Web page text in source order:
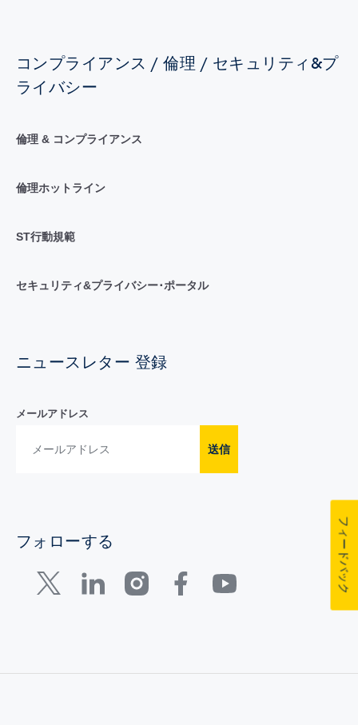
コンプライアンス / 倫理 / セキュリティ&プ
ライバシー
倫理 & コンプライアンス
倫理ホットライン
ST行動規範
セキュリティ&プライバシー･ポータル
ニュースレター 登録
メールアドレス
送信
フォローする フィードバック